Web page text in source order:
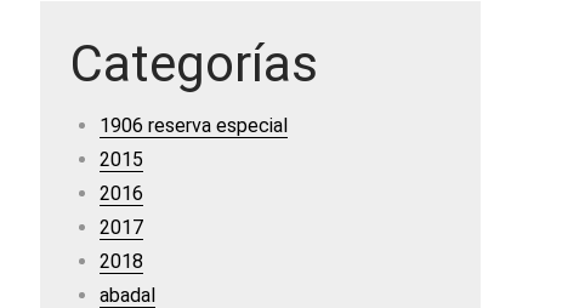
Categorías
1906 reserva especial
2015
2016
2017
2018
abadal